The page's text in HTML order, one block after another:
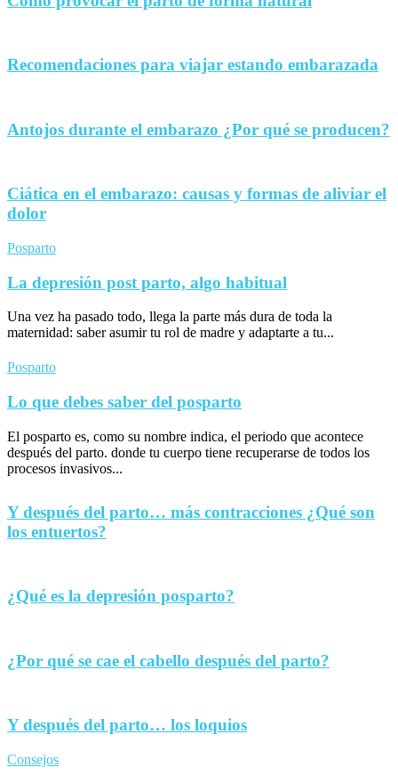
Recomendaciones para viajar estando embarazada
Antojos durante el embarazo ¿Por qué se producen?
Ciática en el embarazo: causas y formas de aliviar el
dolor
Posparto
La depresión post parto, algo habitual
Una vez ha pasado todo, llega la parte más dura de toda la
maternidad: saber asumir tu rol de madre y adaptarte a tu...
Posparto
Lo que debes saber del posparto
El posparto es, como su nombre indica, el periodo que acontece
después del parto. donde tu cuerpo tiene recuperarse de todos los
procesos invasivos...
Y después del parto… más contracciones ¿Qué son
los entuertos?
¿Qué es la depresión posparto?
¿Por qué se cae el cabello después del parto?
Y después del parto… los loquios
Consejos